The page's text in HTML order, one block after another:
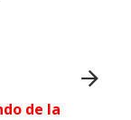
de la